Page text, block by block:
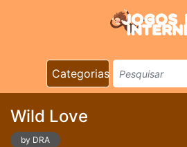
Categorias
Wild Love
by DRA